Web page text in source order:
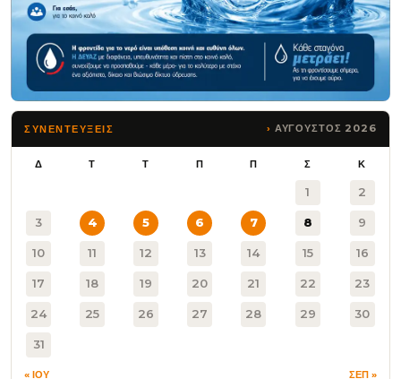
ΣΥΝΕΝΤΕΥΞΕΙΣ ΑΥΓΟΥΣΤΟΣ 2026
Δ Τ Τ Π Π Σ Κ
1 2
3 4 5 6 7 8 9
10 11 12 13 14 15 16
17 18 19 20 21 22 23
24 25 26 27 28 29 30
31
« ΙΟΥ ΣΕΠ »